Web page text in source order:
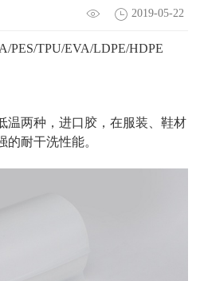
2019-05-22
PES/TPU/EVA/LDPE/HDPE
温两种，进口胶，在服装、鞋材
耐干洗性能。